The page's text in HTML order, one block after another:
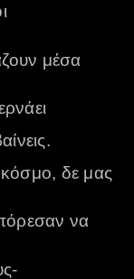
μέσα
κόσμο, δε μας
να